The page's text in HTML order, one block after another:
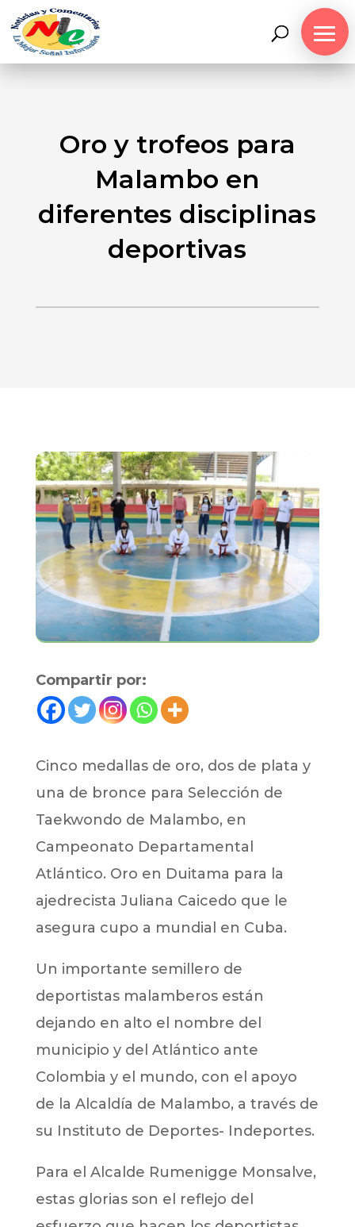
Oro y trofeos para
Malambo en
diferentes disciplinas
deportivas
Compartir por:
Cinco medallas de oro, dos de plata y
una de bronce para Selección de
Taekwondo de Malambo, en
Campeonato Departamental
Atlántico. Oro en Duitama para la
ajedrecista Juliana Caicedo que le
asegura cupo a mundial en Cuba.
Un importante semillero de
deportistas malamberos están
dejando en alto el nombre del
municipio y del Atlántico ante
Colombia y el mundo, con el apoyo
de la Alcaldía de Malambo, a través de
su Instituto de Deportes- Indeportes.
Para el Alcalde Rumenigge Monsalve,
estas glorias son el reflejo del